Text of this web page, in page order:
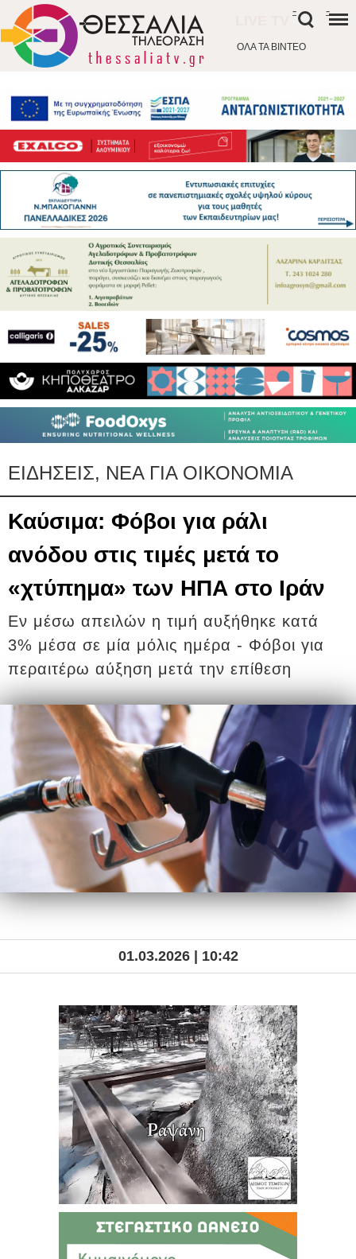
ΟΛΑ ΤΑ ΒΙΝΤΕΟ
- -
ΕΙΔΗΣΕΙΣ, ΝΕΑ ΓΙΑ ΟΙΚΟΝΟΜΙΑ
Καύσιμα: Φόβοι για ράλι
ανόδου στις τιμές μετά το
«χτύπημα» των ΗΠΑ στο Ιράν
Εν μέσω απειλών η τιμή αυξήθηκε κατά
3% μέσα σε μία μόλις ημέρα - Φόβοι για
περαιτέρω αύξηση μετά την επίθεση
01.03.2026 | 10:42